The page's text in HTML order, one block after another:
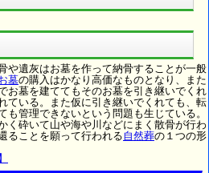
や遺灰はお墓を作って納骨することが一般
墓の購入はかなり高価なものとなり、また
お墓を建ててもそのお墓を引き継いでくれ
ている。また仮に引き継いでくれても、転
管理できないという問題も生じている。
く砕いて山や海や川などにまく散骨が行わ
ることを願って行われる自然葬の１つの形